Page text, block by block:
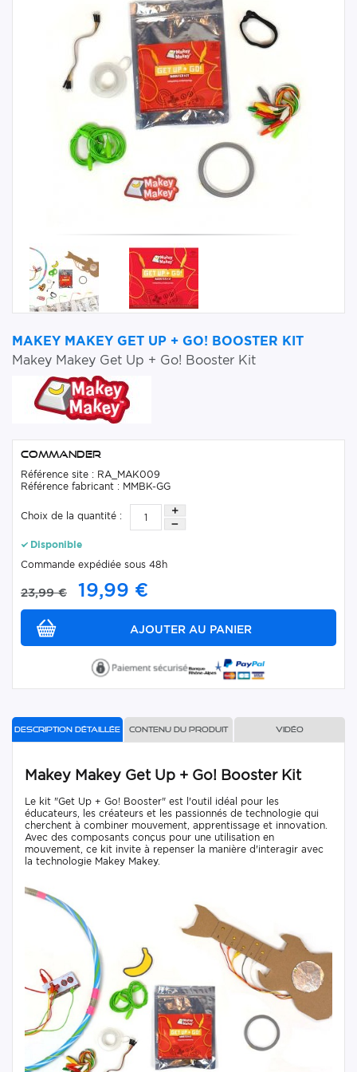
MAKEY MAKEY GET UP + GO! BOOSTER KIT
Makey Makey Get Up + Go! Booster Kit
Commander
Référence site : RA_MAK009
Référence fabricant : MMBK-GG
Choix de la quantité :
Disponible
Commande expédiée sous 48h
23,99 € 19,99 €
Description détaillée Contenu du produit Vidéo
Makey Makey Get Up + Go! Booster Kit
Le kit "Get Up + Go! Booster" est l'outil idéal pour les
éducateurs, les créateurs et les passionnés de technologie qui
cherchent à combiner mouvement, apprentissage et innovation.
Avec des composants conçus pour une utilisation en
mouvement, ce kit invite à repenser la manière d'interagir avec
la technologie Makey Makey.